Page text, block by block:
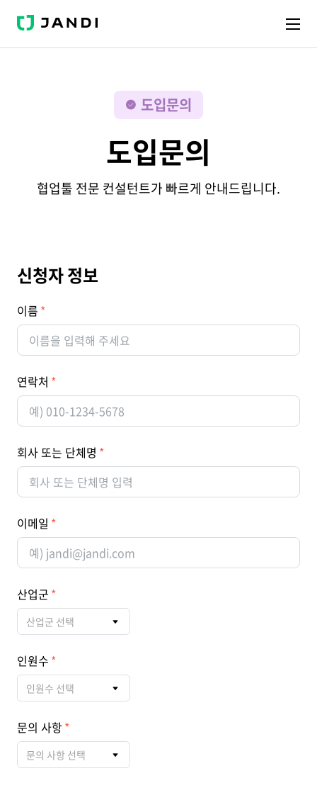
J
N
도입문의
도입문의
협업툴 전문 컨설턴트가 빠르게 안내드립니다.
신청자 정보
이름
연락처
회사 또는 단체명
이메일
산업군
산업군 선택
인원수
인원수 선택
문의 사항
문의 사항 선택